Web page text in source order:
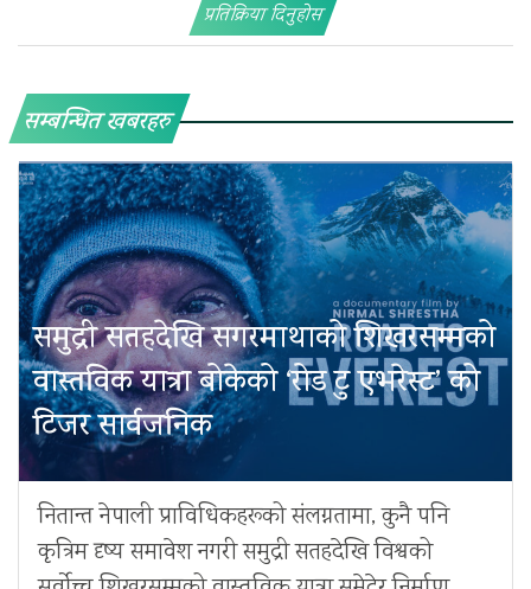
प्रतिक्रिया दिनुहोस
सम्बन्धित खबरहरु
समुद्री सतहदेखि सगरमाथाको शिखरसम्मको
वास्तविक यात्रा बोकेको ‘रोड टु एभरेस्ट’ को
टिजर सार्वजनिक
नितान्त नेपाली प्राविधिकहरूको संलग्नतामा, कुनै पनि
कृत्रिम दृष्य समावेश नगरी समुद्री सतहदेखि विश्वको